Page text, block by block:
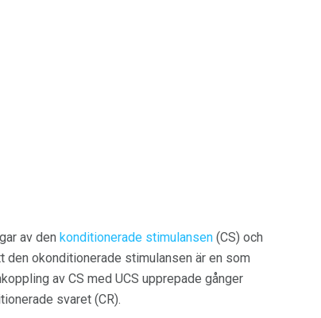
av den konditionerade stimulansen (CS) och
okonditionerade stimulansen är en som
av CS med UCS upprepade gånger
svaret (CR).